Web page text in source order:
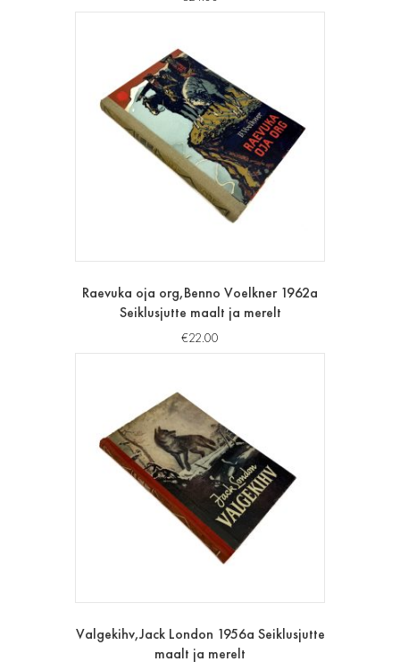
Raevuka oja org,Benno Voelkner 1962a
Seiklusjutte maalt ja merelt
€22.00
Valgekihv,Jack London 1956a Seiklusjutte
maalt ja merelt